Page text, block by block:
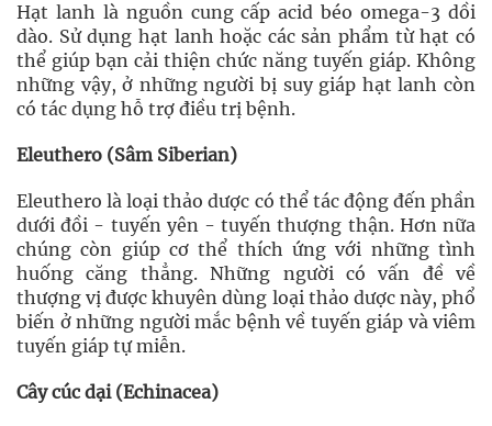
Hạt lanh là nguồn cung cấp acid béo omega-3 dồi
dào. Sử dụng hạt lanh hoặc các sản phẩm từ hạt có
thể giúp bạn cải thiện chức năng tuyến giáp. Không
những vậy, ở những người bị suy giáp hạt lanh còn
có tác dụng hỗ trợ điều trị bệnh.
Eleuthero (Sâm Siberian)
Eleuthero là loại thảo dược có thể tác động đến phần
dưới đồi - tuyến yên - tuyến thượng thận. Hơn nữa
chúng còn giúp cơ thể thích ứng với những tình
huống căng thẳng. Những người có vấn đề về
thượng vị được khuyên dùng loại thảo dược này, phổ
biến ở những người mắc bệnh về tuyến giáp và viêm
tuyến giáp tự miễn.
Cây cúc dại (Echinacea)